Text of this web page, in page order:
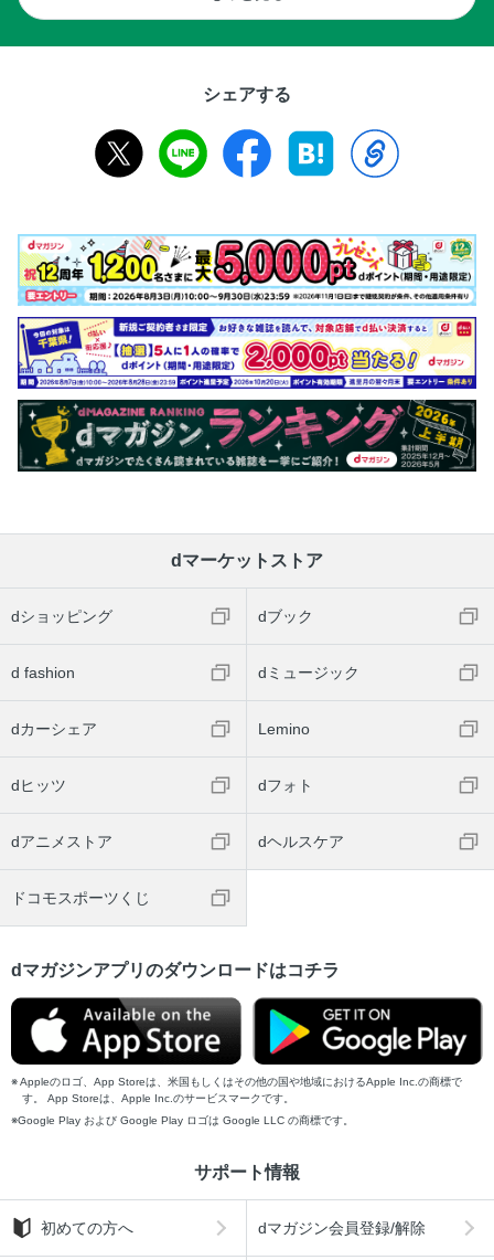
シェアする
dマーケットストア
dショッピング dブック
d fashion dミュージック
dカーシェア Lemino
dヒッツ dフォト
dアニメストア dヘルスケア
ドコモスポーツくじ
dマガジンアプリのダウンロードはコチラ
Appleのロゴ、App Storeは、米国もしくはその他の国や地域におけるApple Inc.の商標で
す。 App Storeは、Apple Inc.のサービスマークです。
Google Play および Google Play ロゴは Google LLC の商標です。
サポート情報
初めての方へ dマガジン会員登録/解除